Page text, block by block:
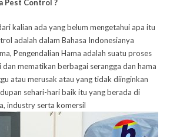
Pest Control ?
kalian ada yang belum mengetahui apa itu
adalah dalam Bahasa Indonesianya
Pengendalian Hama adalah suatu proses
dan mematikan berbagai serangga dan hama
atau merusak atau yang tidak diinginkan
sehari-hari baik itu yang berada di
industry serta komersil